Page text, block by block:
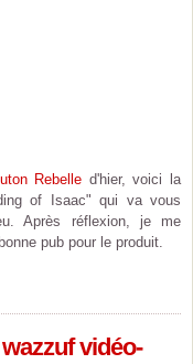
Rebelle d'hier, voici la
of Isaac" qui va vous
Après réflexion, je me
pub pour le produit.
vidéo-